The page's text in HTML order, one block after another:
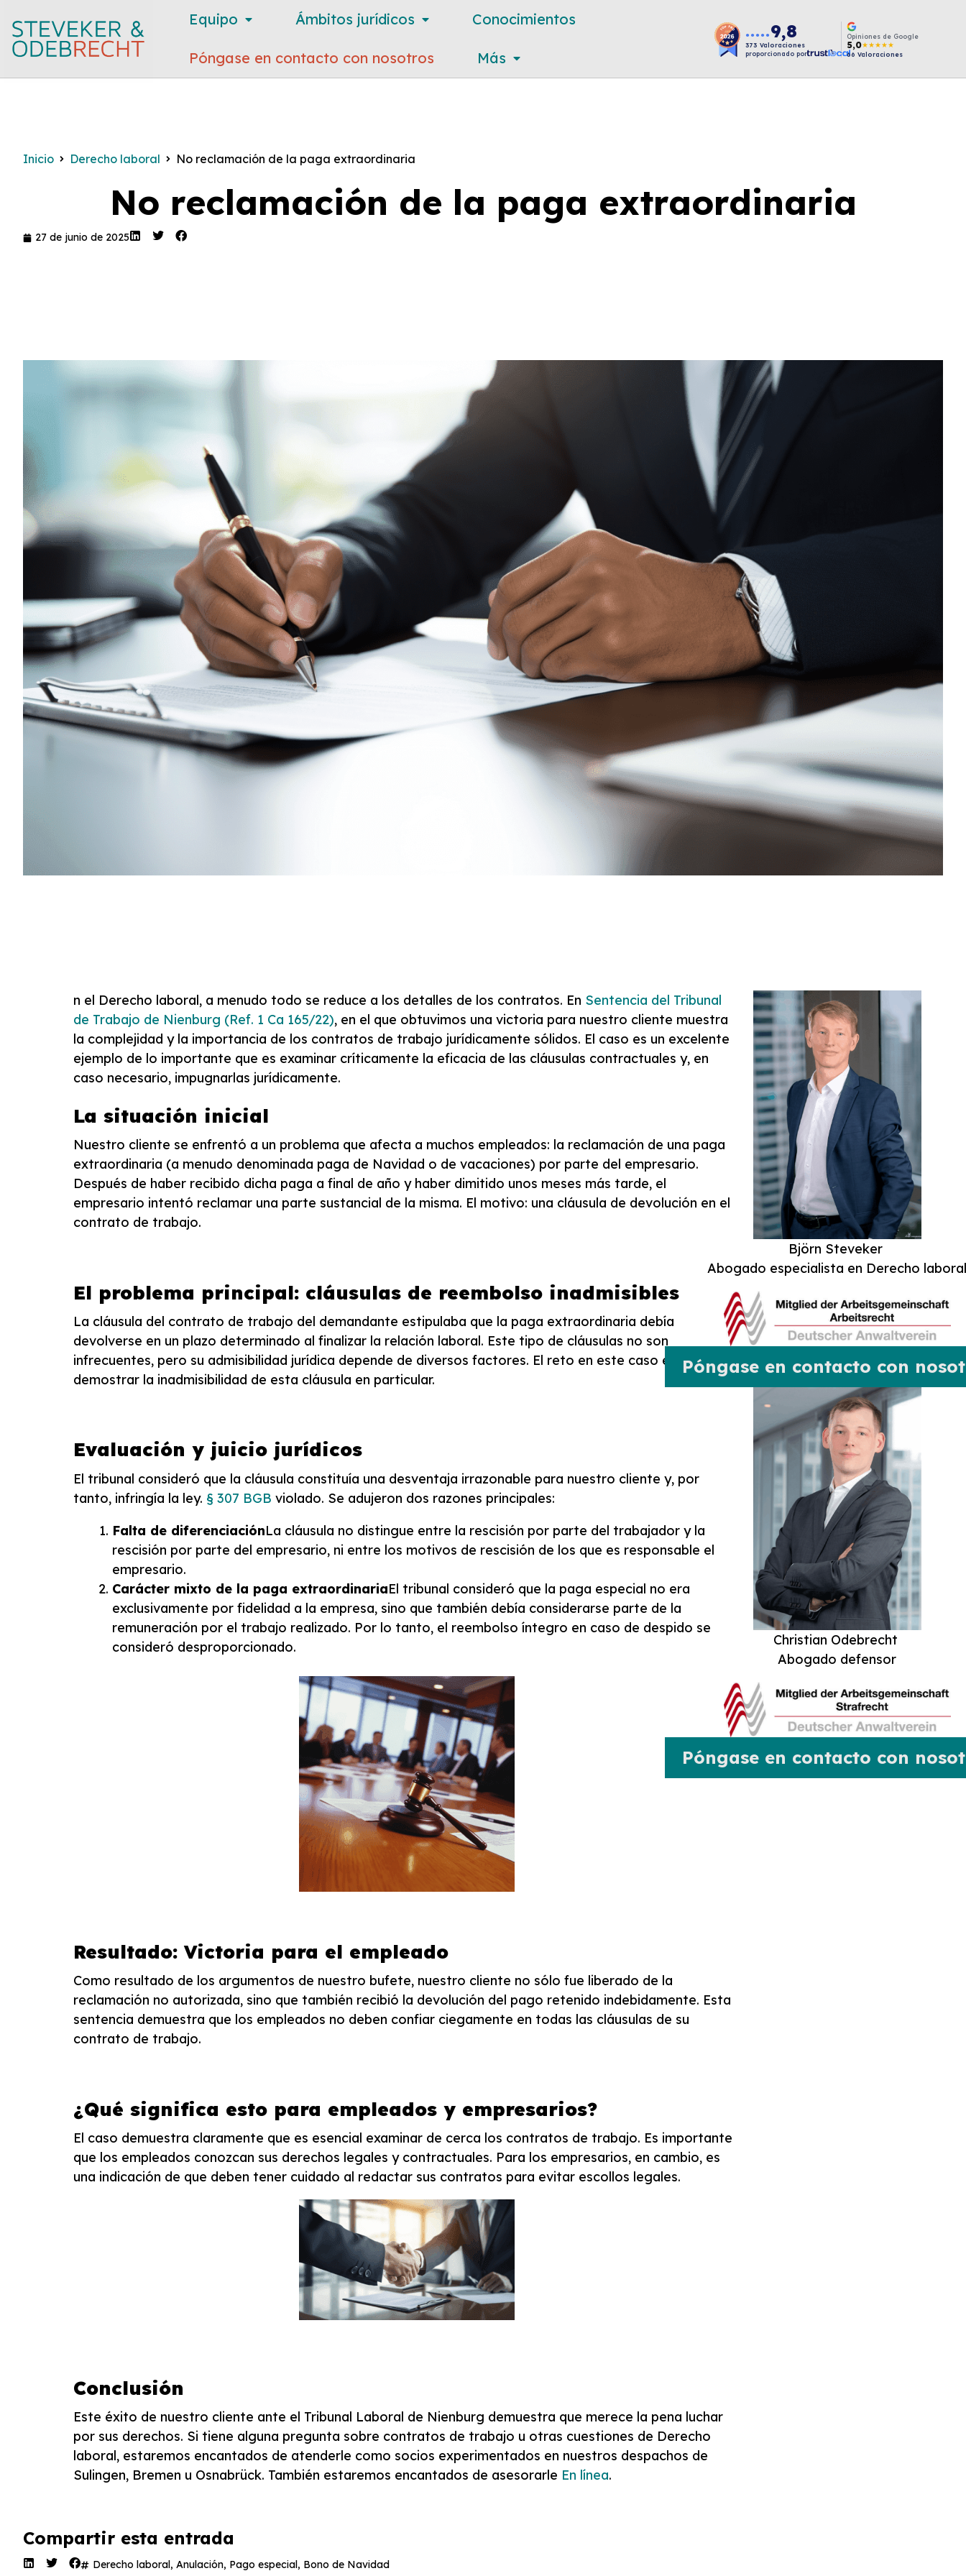
Equipo Ámbitos jurídicos Conocimientos
Póngase en contacto con nosotros Más
●●●●● 9,8
373 Valoraciones
proporcionado por
Opiniones de Google
5,0★★★★★
66 Valoraciones
Inicio Derecho laboral No reclamación de la paga extraordinaria
No reclamación de la paga extraordinaria
27 de junio de 2025
n el Derecho laboral, a menudo todo se reduce a los detalles de los contratos. En Sentencia del Tribunal
de Trabajo de Nienburg (Ref. 1 Ca 165/22), en el que obtuvimos una victoria para nuestro cliente muestra
la complejidad y la importancia de los contratos de trabajo jurídicamente sólidos. El caso es un excelente
ejemplo de lo importante que es examinar críticamente la eficacia de las cláusulas contractuales y, en
caso necesario, impugnarlas jurídicamente.
La situación inicial
Nuestro cliente se enfrentó a un problema que afecta a muchos empleados: la reclamación de una paga
extraordinaria (a menudo denominada paga de Navidad o de vacaciones) por parte del empresario.
Después de haber recibido dicha paga a final de año y haber dimitido unos meses más tarde, el
empresario intentó reclamar una parte sustancial de la misma. El motivo: una cláusula de devolución en el
contrato de trabajo.
El problema principal: cláusulas de reembolso inadmisibles
La cláusula del contrato de trabajo del demandante estipulaba que la paga extraordinaria debía
devolverse en un plazo determinado al finalizar la relación laboral. Este tipo de cláusulas no son
infrecuentes, pero su admisibilidad jurídica depende de diversos factores. El reto en este caso era
demostrar la inadmisibilidad de esta cláusula en particular.
Evaluación y juicio jurídicos
El tribunal consideró que la cláusula constituía una desventaja irrazonable para nuestro cliente y, por
tanto, infringía la ley. § 307 BGB violado. Se adujeron dos razones principales:
Falta de diferenciaciónLa cláusula no distingue entre la rescisión por parte del trabajador y la
rescisión por parte del empresario, ni entre los motivos de rescisión de los que es responsable el
empresario.
Carácter mixto de la paga extraordinariaEl tribunal consideró que la paga especial no era
exclusivamente por fidelidad a la empresa, sino que también debía considerarse parte de la
remuneración por el trabajo realizado. Por lo tanto, el reembolso íntegro en caso de despido se
consideró desproporcionado.
Resultado: Victoria para el empleado
Como resultado de los argumentos de nuestro bufete, nuestro cliente no sólo fue liberado de la
reclamación no autorizada, sino que también recibió la devolución del pago retenido indebidamente. Esta
sentencia demuestra que los empleados no deben confiar ciegamente en todas las cláusulas de su
contrato de trabajo.
¿Qué significa esto para empleados y empresarios?
El caso demuestra claramente que es esencial examinar de cerca los contratos de trabajo. Es importante
que los empleados conozcan sus derechos legales y contractuales. Para los empresarios, en cambio, es
una indicación de que deben tener cuidado al redactar sus contratos para evitar escollos legales.
Conclusión
Este éxito de nuestro cliente ante el Tribunal Laboral de Nienburg demuestra que merece la pena luchar
por sus derechos. Si tiene alguna pregunta sobre contratos de trabajo u otras cuestiones de Derecho
laboral, estaremos encantados de atenderle como socios experimentados en nuestros despachos de
Sulingen, Bremen u Osnabrück. También estaremos encantados de asesorarle En línea.
Björn Steveker
Abogado especialista en Derecho
Póngase en contacto con
Christian Odebrecht
Abogado defensor
Póngase en contacto con
Compartir esta entrada
Derecho laboral , Anulación, Pago especial , Bono de Navidad